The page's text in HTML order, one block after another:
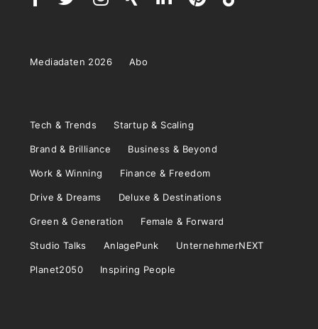
Mediadaten 2026 Abo
Tech & Trends Startup & Scaling
Brand & Brilliance Business & Beyond
Work & Winning Finance & Freedom
Drive & Dreams Deluxe & Destinations
Green & Generation Female & Forward
Studio Talks AnlagePunk UnternehmerNEXT
Planet2050 Inspiring People